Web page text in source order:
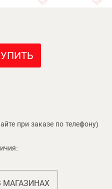
при заказе по телефону)
МАГАЗИНАХ